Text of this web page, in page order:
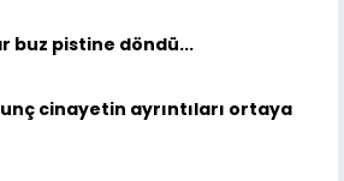
buz pistine döndü...
cinayetin ayrıntıları ortaya